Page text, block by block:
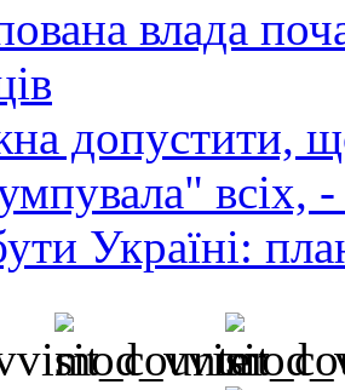
влада
допустити,
всіх,
Україні: